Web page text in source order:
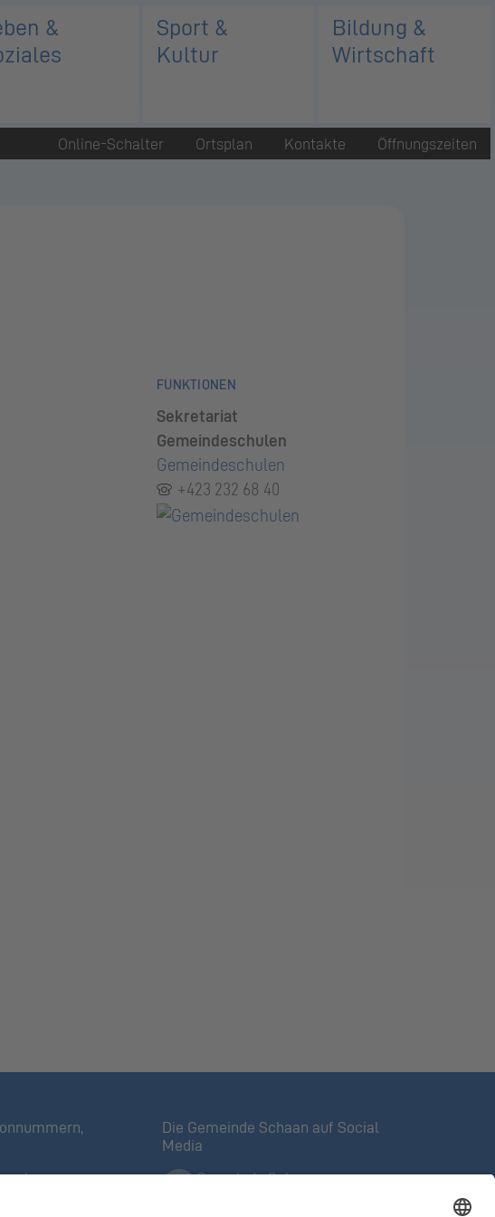
&
Sport &
Kultur
Bildung &
Wirtschaft
Online-Schalter Ortsplan Kontakte Öffnungszeiten
FUNKTIONEN
Sekretariat
Gemeindeschulen
Gemeindeschulen
+423 232 68 40
Die Gemeinde Schaan auf Social
Media
Gemeinde Schaan